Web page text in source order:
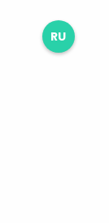
RU